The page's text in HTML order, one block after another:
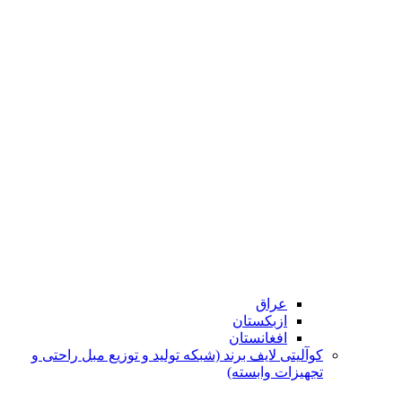
عراق
ازبکستان
افغانستان
کوآلیتی لایف برند (شبکه تولید و توزیع مبل راحتی و
تجهیزات وابسته)